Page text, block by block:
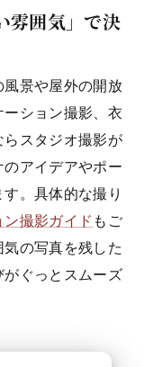
雰囲気」で決
景や屋外の開放
ション撮影、衣
スタジオ撮影が
アイデアやポー
。具体的な撮り
撮影ガイド もご
の写真を残した
がぐっとスムーズ